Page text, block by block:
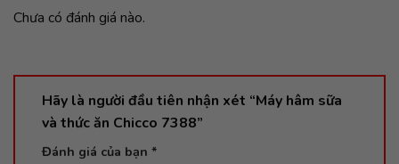
Chưa có đánh giá nào.
Hãy là người đầu tiên nhận xét “Máy hâm sữa
và thức ăn Chicco 7388”
Đánh giá của bạn *